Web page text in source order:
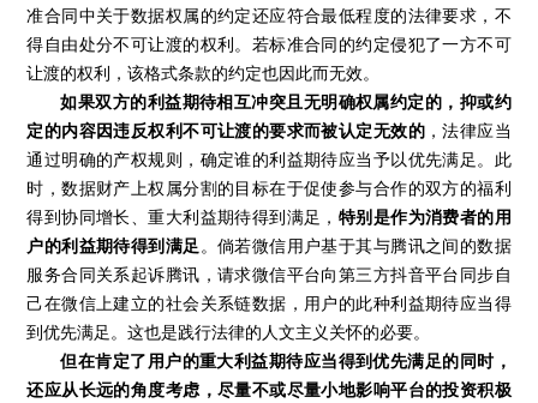
准合同中关于数据权属的约定还应符合最低程度的法律要求，不
得自由处分不可让渡的权利。若标准合同的约定侵犯了一方不可
让渡的权利，该格式条款的约定也因此而无效。
如果双方的利益期待相互冲突且无明确权属约定的，抑或约
定的内容因违反权利不可让渡的要求而被认定无效的，法律应当
通过明确的产权规则，确定谁的利益期待应当予以优先满足。此
时，数据财产上权属分割的目标在于促使参与合作的双方的福利
得到协同增长、重大利益期待得到满足， 特别是作为消费者的用
户的利益期待得到满足。倘若微信用户基于其与腾讯之间的数据
服务合同关系起诉腾讯，请求微信平台向第三方抖音平台同步自
己在微信上建立的社会关系链数据，用户的此种利益期待应当得
到优先满足。这也是践行法律的人文主义关怀的必要。
但在肯定了用户的重大利益期待应当得到优先满足的同时，
还应从长远的角度考虑，尽量不或尽量小地影响平台的投资积极